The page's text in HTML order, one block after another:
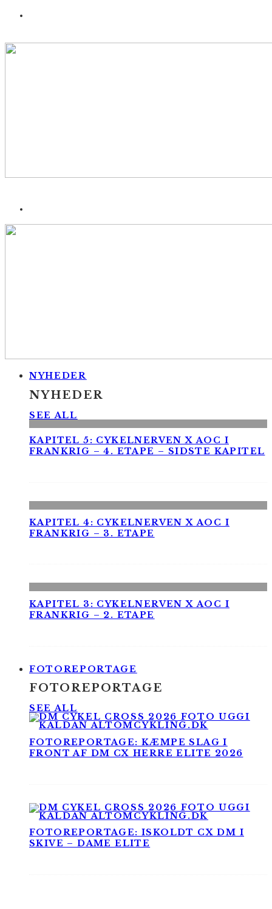
NYHEDER
NYHEDER
SEE ALL
KAPITEL 5: CYKELNERVEN X AOC I
FRANKRIG – 4. ETAPE – SIDSTE KAPITEL
KAPITEL 4: CYKELNERVEN X AOC I
FRANKRIG – 3. ETAPE
KAPITEL 3: CYKELNERVEN X AOC I
FRANKRIG – 2. ETAPE
FOTOREPORTAGE
FOTOREPORTAGE
SEE ALL
FOTOREPORTAGE: KÆMPE SLAG I
FRONT AF DM CX HERRE ELITE 2026
FOTOREPORTAGE: ISKOLDT CX DM I
SKIVE – DAME ELITE